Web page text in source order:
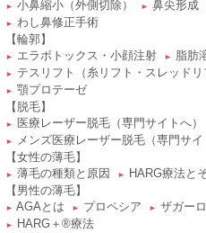
► 小鼻縮小（外側切除） ► 鼻尖形成
►
わし鼻修正手術
【輪郭】
► エラボトックス・小顔注射 ► 脂肪
► テスリフト（糸リフト・スレッドリ
► 顎プロテーゼ
【脱毛】
► 医療レーザー脱毛（専門サイトへ）
►
メンズ医療レーザー脱毛（専門サイ
【女性の薄毛】
► 薄毛の種類と原因 ► HARG療法と
【男性の薄毛】
► AGAとは ► プロペシア ► ザガーロ
►
HARG＋®療法